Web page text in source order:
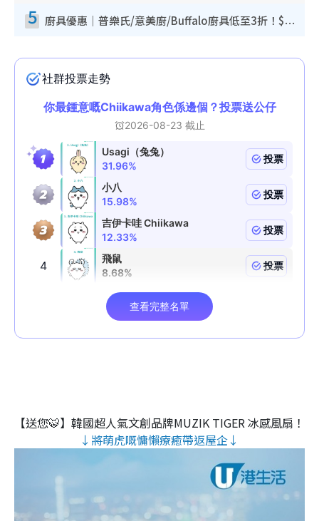
5 廚具優惠｜普樂氏/意美廚/Buffalo廚具低至3折！$89起買煎鍋／炒鑊／個人鍋 同場小家電激減至$99起
【送您🐯】韓國超人氣文創品牌MUZIK TIGER 冰感風扇！
↓將萌虎嘅慵懶療癒帶返屋企↓